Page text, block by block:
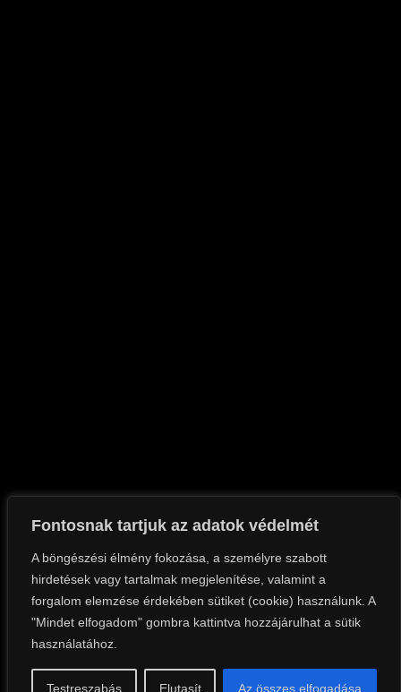
Fontosnak tartjuk az adatok védelmét
A böngészési élmény fokozása, a személyre szabott
hirdetések vagy tartalmak megjelenítése, valamint a
forgalom elemzése érdekében sütiket (cookie) használunk. A
"Mindet elfogadom" gombra kattintva hozzájárulhat a sütik
használatához.
Testreszabás Elutasít Az összes elfogadása